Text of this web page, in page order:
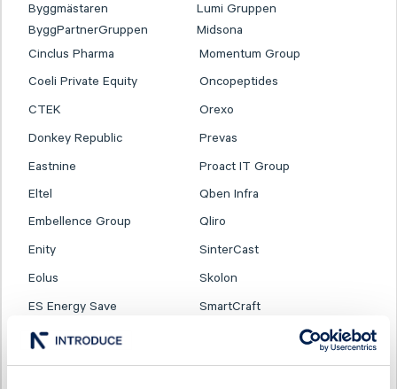
Byggmästaren
Lumi Gruppen
ByggPartnerGruppen
Midsona
Cinclus Pharma
Momentum Group
Coeli Private Equity
Oncopeptides
CTEK
Orexo
Donkey Republic
Prevas
Eastnine
Proact IT Group
Eltel
Qben Infra
Embellence Group
Qliro
Enity
SinterCast
Eolus
Skolon
ES Energy Save
SmartCraft
Ferronordic
Stenhus Fastigheter